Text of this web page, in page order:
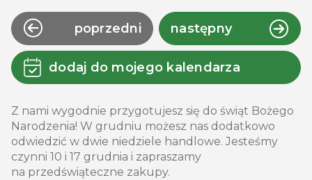
poprzedni następny
dodaj do mojego kalendarza
Z nami wygodnie przygotujesz się do świąt Bożego
Narodzenia! W grudniu możesz nas dodatkowo
odwiedzić w dwie niedziele handlowe. Jesteśmy
czynni 10 i 17 grudnia i zapraszamy
na przedświąteczne zakupy.